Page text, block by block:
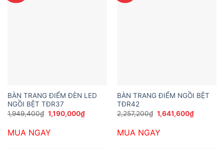
BÀN TRANG ĐIỂM ĐÈN LED
NGỒI BỆT TĐR37
1,949,400₫ Giá
gốc
1,949,400₫.
1,190,000₫Giá
hiện
MUA NGAY
BÀN TRANG ĐIỂM NGỒI BỆT
TĐR42
2,257,200₫ Giá
gốc
2,257,200₫.
1,641,600₫Giá
hiện
MUA NGAY